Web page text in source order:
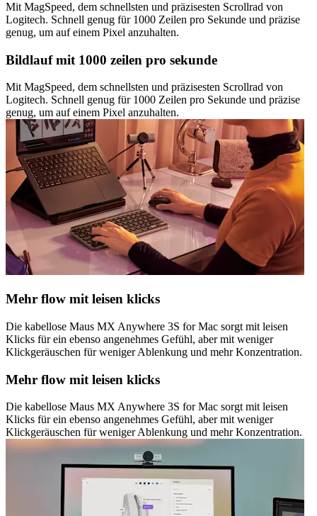
Mit MagSpeed, dem schnellsten und präzisesten Scrollrad von
Logitech. Schnell genug für 1000 Zeilen pro Sekunde und präzise
genug, um auf einem Pixel anzuhalten.
Bildlauf mit 1000 zeilen pro sekunde
Mit MagSpeed, dem schnellsten und präzisesten Scrollrad von
Logitech. Schnell genug für 1000 Zeilen pro Sekunde und präzise
genug, um auf einem Pixel anzuhalten.
Mehr flow mit leisen klicks
Die kabellose Maus MX Anywhere 3S for Mac sorgt mit leisen
Klicks für ein ebenso angenehmes Gefühl, aber mit weniger
Klickgeräuschen für weniger Ablenkung und mehr Konzentration.
Mehr flow mit leisen klicks
Die kabellose Maus MX Anywhere 3S for Mac sorgt mit leisen
Klicks für ein ebenso angenehmes Gefühl, aber mit weniger
Klickgeräuschen für weniger Ablenkung und mehr Konzentration.